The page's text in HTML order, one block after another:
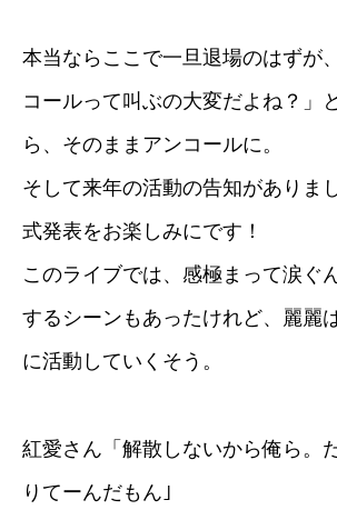
本当ならここで一旦退場のはずが
コールって叫ぶの大変だよね？」
ら、そのままアンコールに。
そして来年の活動の告知がありま
式発表をお楽しみにです！
このライブでは、感極まって涙ぐ
するシーンもあったけれど、麗麗
に活動していくそう。
紅愛さん「解散しないから俺ら。
りてーんだもん｣